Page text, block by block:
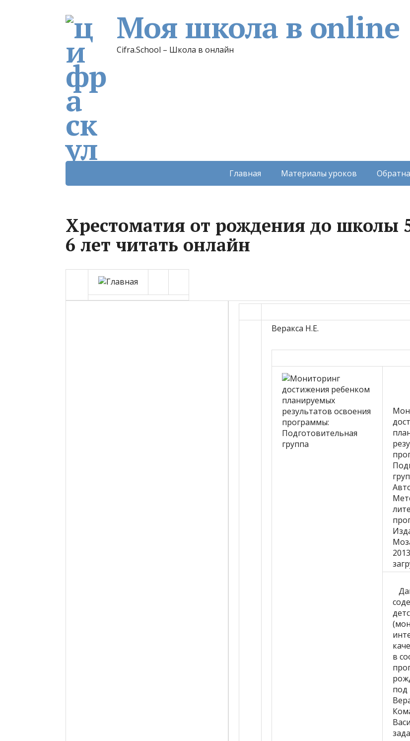
Моя школа в online
Cifra.School – Школа в онлайн
Главная Материалы уроков
Хрестоматия от рождения до школы
6 лет читать онлайн
Веракса Н.Е.
2013
в
под